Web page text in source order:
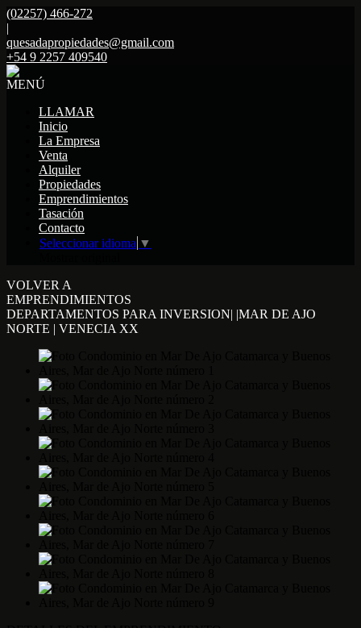
(02257) 466-272
|
quesadapropiedades@gmail.com
+54 9 2257 409540
MENÚ
LLAMAR
Inicio
La Empresa
Venta
Alquiler
Propiedades
Emprendimientos
Tasación
Contacto
Seleccionar idioma ▼
VOLVER A
EMPRENDIMIENTOS
DEPARTAMENTOS PARA INVERSION| |MAR DE AJO
NORTE | VENECIA XX